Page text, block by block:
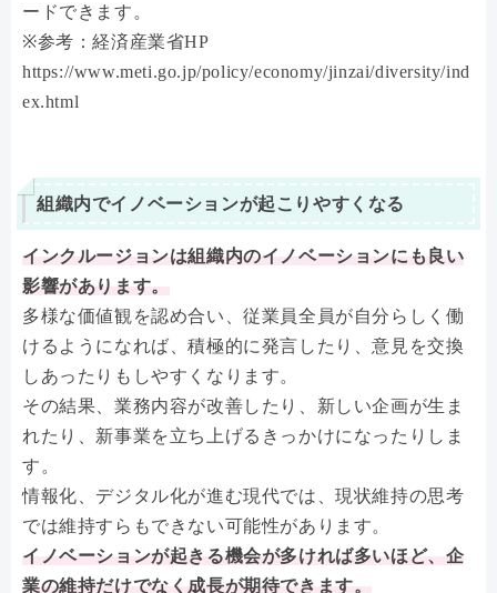
ードできます。
※参考：経済産業省HP
https://www.meti.go.jp/policy/economy/jinzai/diversity/ind
ex.html
組織内でイノベーションが起こりやすくなる
インクルージョンは組織内のイノベーションにも良い
影響があります。
多様な価値観を認め合い、従業員全員が自分らしく働
けるようになれば、積極的に発言したり、意見を交換
しあったりもしやすくなります。
その結果、業務内容が改善したり、新しい企画が生ま
れたり、新事業を立ち上げるきっかけになったりしま
す。
情報化、デジタル化が進む現代では、現状維持の思考
では維持すらもできない可能性があります。
イノベーションが起きる機会が多ければ多いほど、企
業の維持だけでなく成長が期待できます。